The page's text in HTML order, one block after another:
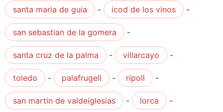
santa maria de guia - icod de los vinos -
san sebastian de la gomera -
santa cruz de la palma - villarcayo -
toledo - palafrugell - ripoll -
san martin de valdeiglesias - lorca -